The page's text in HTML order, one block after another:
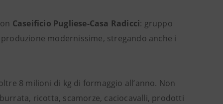
Caseificio Pugliese-Casa Radicci: gruppo
modernissime, stregando anche i
8 milioni di kg di formaggio all’anno. Non
ricotta, scamorze, caciocavalli, prodotti